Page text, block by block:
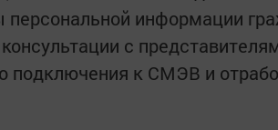
информации
с
подключения к СМЭВ и